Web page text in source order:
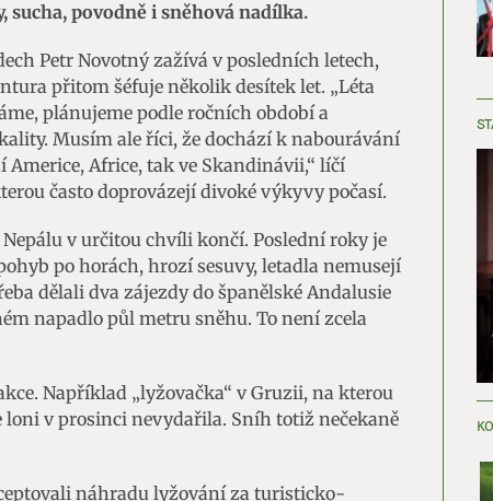
povodně i sněhová nadílka.
Petr Novotný zažívá v posledních letech,
přitom šéfuje několik desítek let. „Léta
plánujeme podle ročních období a
Musím ale říci, že dochází k nabourávání
Americe, Africe, tak ve Skandinávii,“ líčí
často doprovázejí divoké výkyvy počasí.
v určitou chvíli končí. Poslední roky je
po horách, hrozí sesuvy, letadla nemusejí
dělali dva zájezdy do španělské Andalusie
napadlo půl metru sněhu. To není zcela
Například „lyžovačka“ v Gruzii, na kterou
loni v prosinci nevydařila. Sníh totiž nečekaně
náhradu lyžování za turisticko-